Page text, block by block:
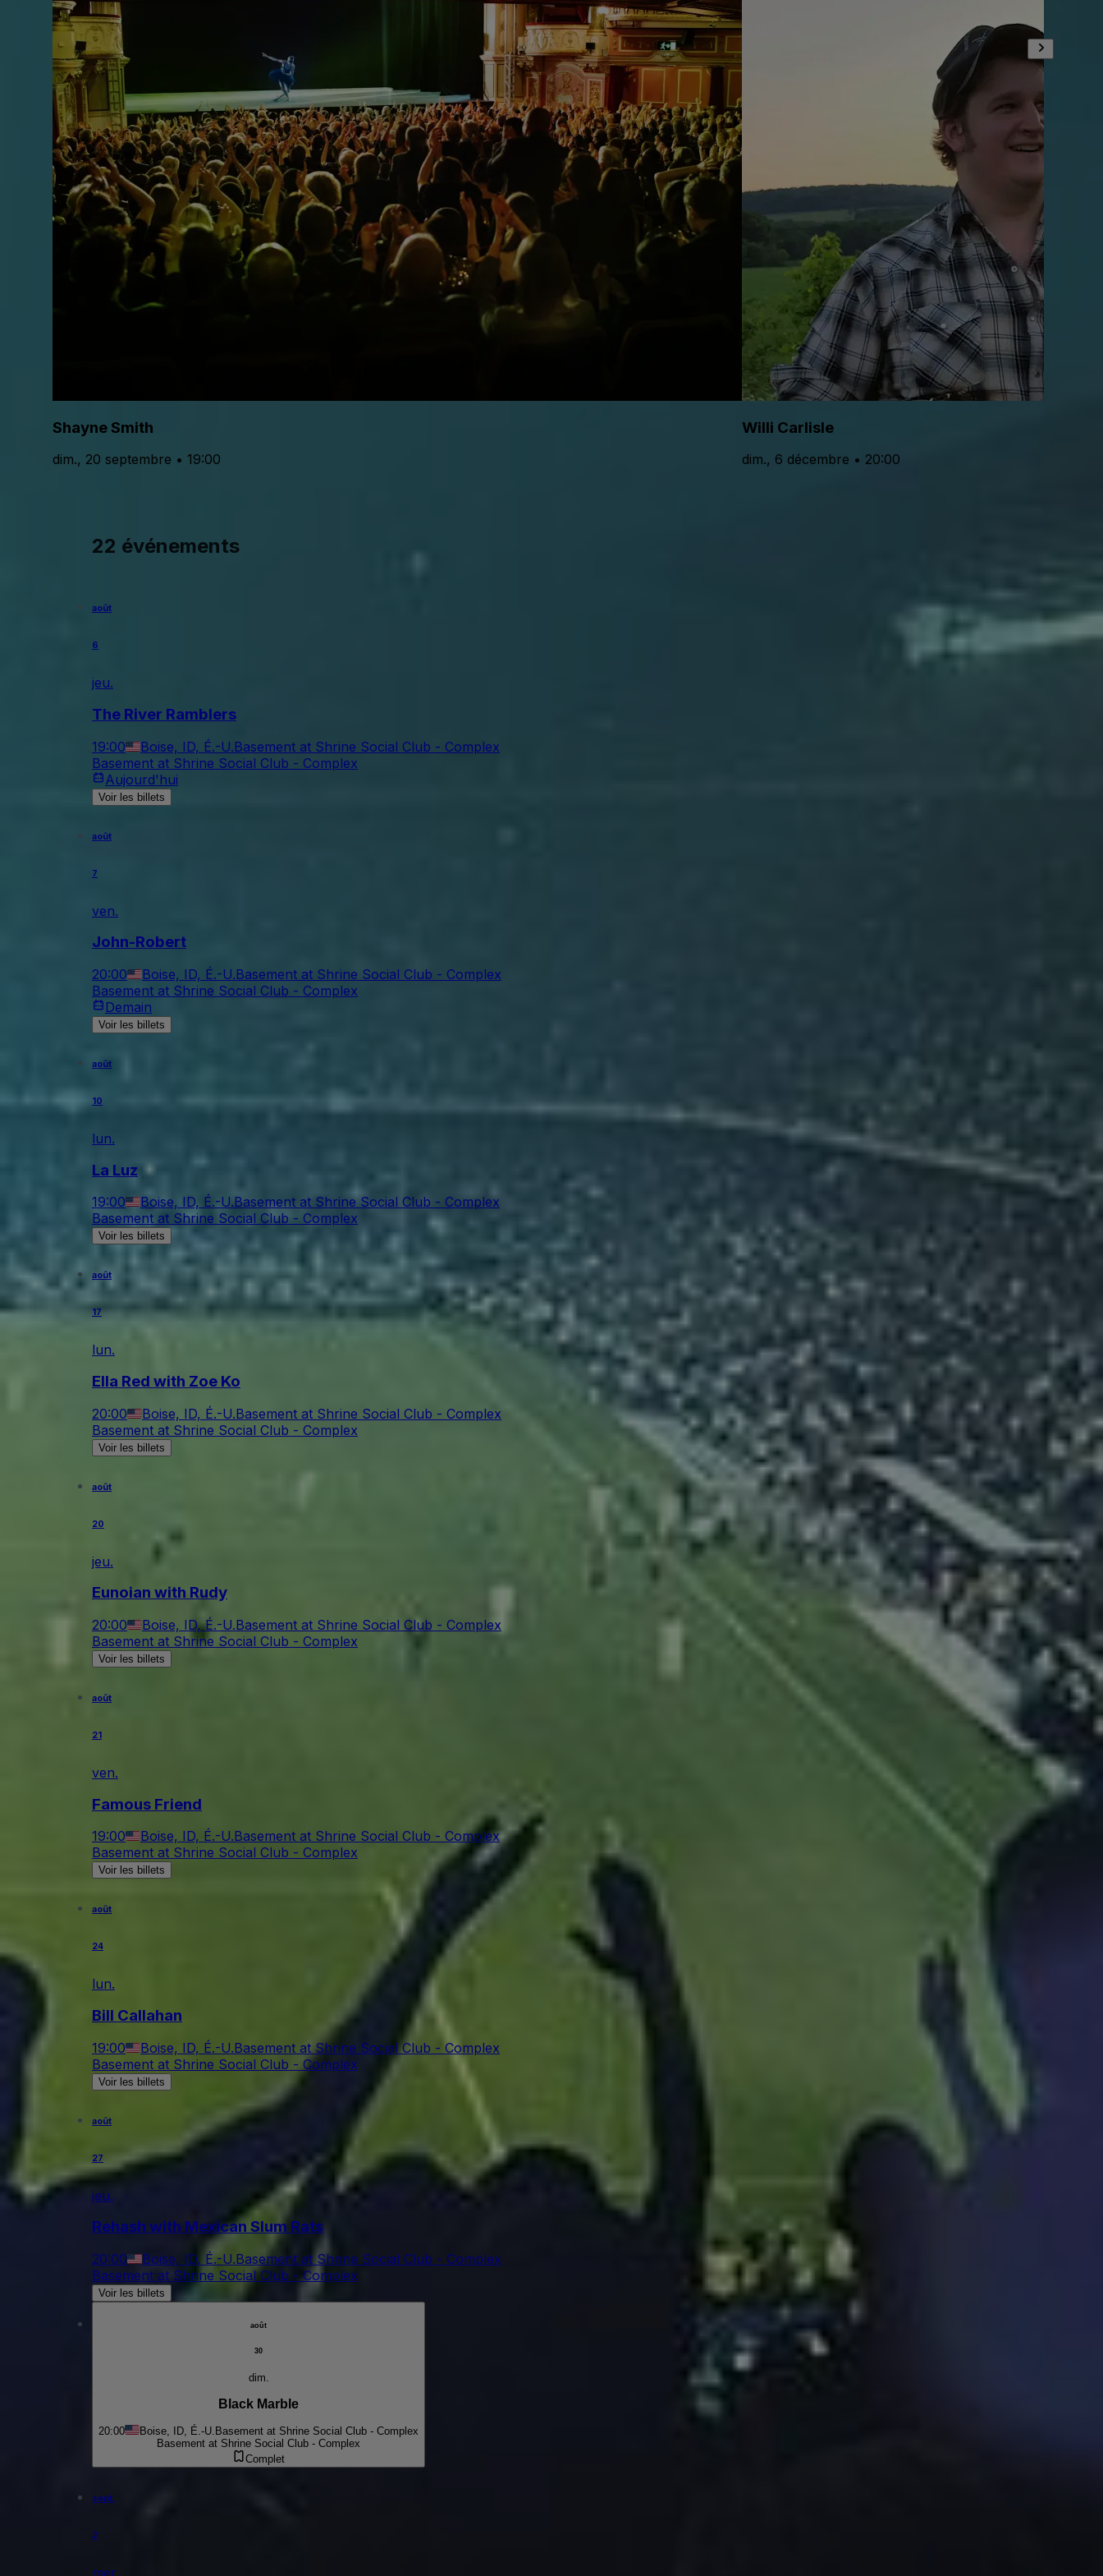
Shayne Smith
dim., 20 septembre • 19:00
Willi Carlisle
dim., 6 décembre • 20:00
22 événements
août
6
jeu.
The River Ramblers
19:00 Boise, ID, É.-U.Basement at Shrine Social Club - Complex
Basement at Shrine Social Club - Complex
Aujourd'hui
Voir les billets
août
7
ven.
John-Robert
20:00 Boise, ID, É.-U.Basement at Shrine Social Club - Complex
Basement at Shrine Social Club - Complex
Demain
Voir les billets
août
10
lun.
La Luz
19:00 Boise, ID, É.-U.Basement at Shrine Social Club - Complex
Basement at Shrine Social Club - Complex
Voir les billets
août
17
lun.
Ella Red with Zoe Ko
20:00 Boise, ID, É.-U.Basement at Shrine Social Club - Complex
Basement at Shrine Social Club - Complex
Voir les billets
août
20
jeu.
Eunoian with Rudy
20:00 Boise, ID, É.-U.Basement at Shrine Social Club - Complex
Basement at Shrine Social Club - Complex
Voir les billets
août
21
ven.
Famous Friend
19:00 Boise, ID, É.-U.Basement at Shrine Social Club - Complex
Basement at Shrine Social Club - Complex
Voir les billets
août
24
lun.
Bill Callahan
19:00 Boise, ID, É.-U.Basement at Shrine Social Club - Complex
Basement at Shrine Social Club - Complex
Voir les billets
août
27
jeu.
Rehash with Mexican Slum Rats
20:00 Boise, ID, É.-U.Basement at Shrine Social Club - Complex
Basement at Shrine Social Club - Complex
Voir les billets
août
30
dim.
Black Marble
20:00 Boise, ID, É.-U. Basement at Shrine Social Club - Complex
Basement at Shrine Social Club - Complex
Complet
sept.
2
mer.